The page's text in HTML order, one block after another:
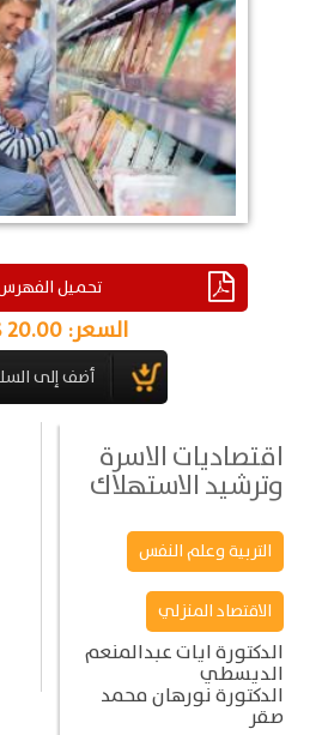
تحميل
السعر: 20.00 $
اقتصاديات الاسرة
وترشيد الاستهلاك
التربية وعلم النفس
الاقتصاد المنزلي
الدكتورة ايات عبدالمنعم
الديسطي
الدكتورة نورهان محمد
صقر